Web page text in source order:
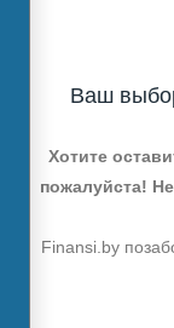
Ваш
Хотите
пожалуйста!
Finansi.by